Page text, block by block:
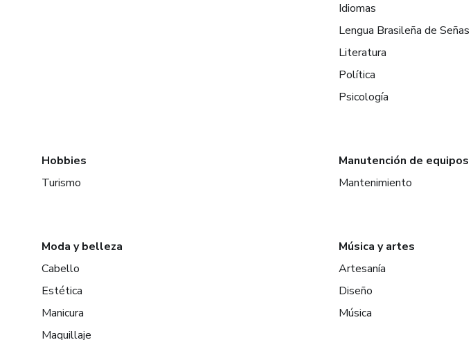
Idiomas
Lengua Brasileña de Señas
Literatura
Política
Psicología
Hobbies
Turismo
Manutención de equipos
Mantenimiento
Moda y belleza
Cabello
Estética
Manicura
Maquillaje
Música y artes
Artesanía
Diseño
Música